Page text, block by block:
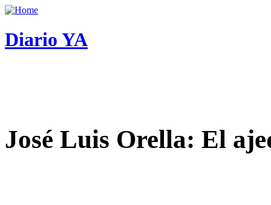
Diario YA
José Luis Orella: El